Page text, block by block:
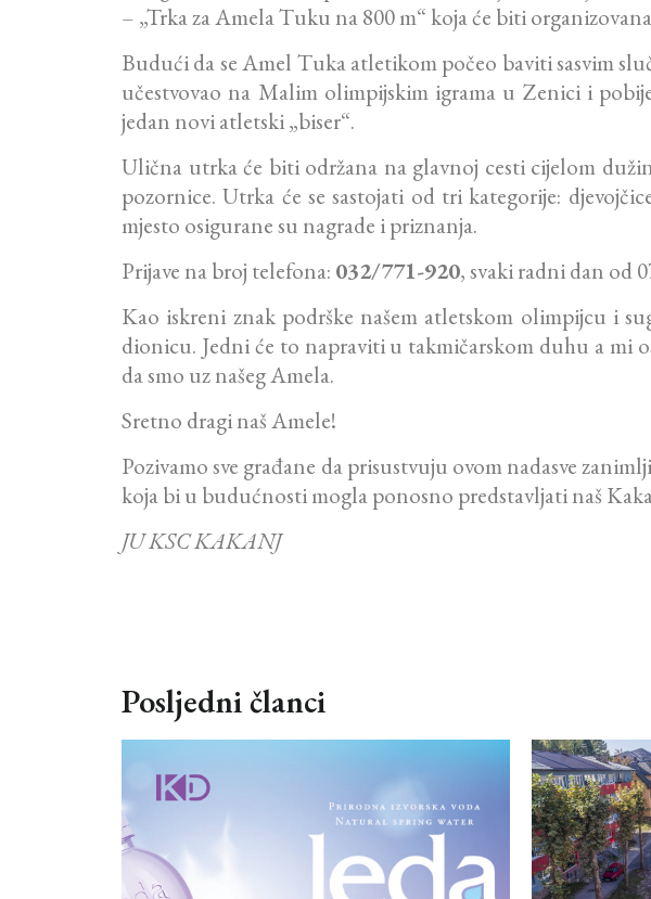
– „Trka za Amela Tuku na 800 m“ koja će biti
Budući da se Amel Tuka atletikom počeo baviti sasvim
učestvovao na Malim olimpijskim igrama u Zenici i
jedan novi atletski „biser“.
Ulična utrka će biti održana na glavnoj cesti cijelom
pozornice. Utrka će se sastojati od tri kategorije:
mjesto osigurane su nagrade i priznanja.
Prijave na broj telefona: 032/771-920, svaki radni dan od
Kao iskreni znak podrške našem atletskom olimpijcu i
dionicu. Jedni će to napraviti u takmičarskom duhu a mi
da smo uz našeg Amela.
Sretno dragi naš Amele!
Pozivamo sve građane da prisustvuju ovom nadasve
koja bi u budućnosti mogla ponosno predstavljati naš
JU KSC KAKANJ
Posljedni članci